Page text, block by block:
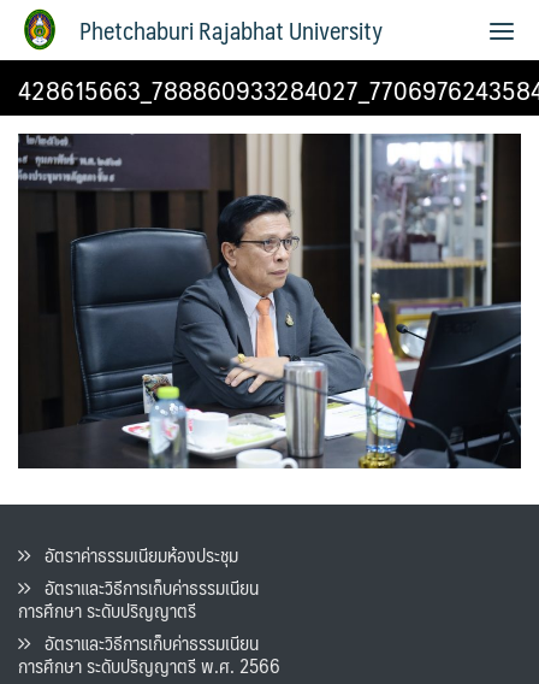
Phetchaburi Rajabhat University
อัตราค่าธรรมเนียมห้องประชุม
อัตราและวิธีการเก็บค่าธรรมเนียน
การศึกษา ระดับปริญญาตรี
อัตราและวิธีการเก็บค่าธรรมเนียน
การศึกษา ระดับปริญญาตรี พ.ศ. 2566